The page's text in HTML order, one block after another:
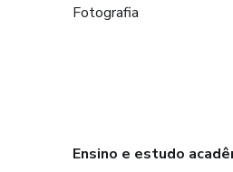
Fotografia
Ensino e estudo